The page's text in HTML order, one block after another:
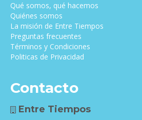
Qué somos, qué hacemos
Quiénes somos
La misión de Entre Tiempos
Preguntas frecuentes
Términos y Condiciones
Politicas de Privacidad
Contacto
Entre Tiempos